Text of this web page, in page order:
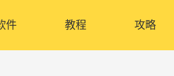
件 教程 攻略